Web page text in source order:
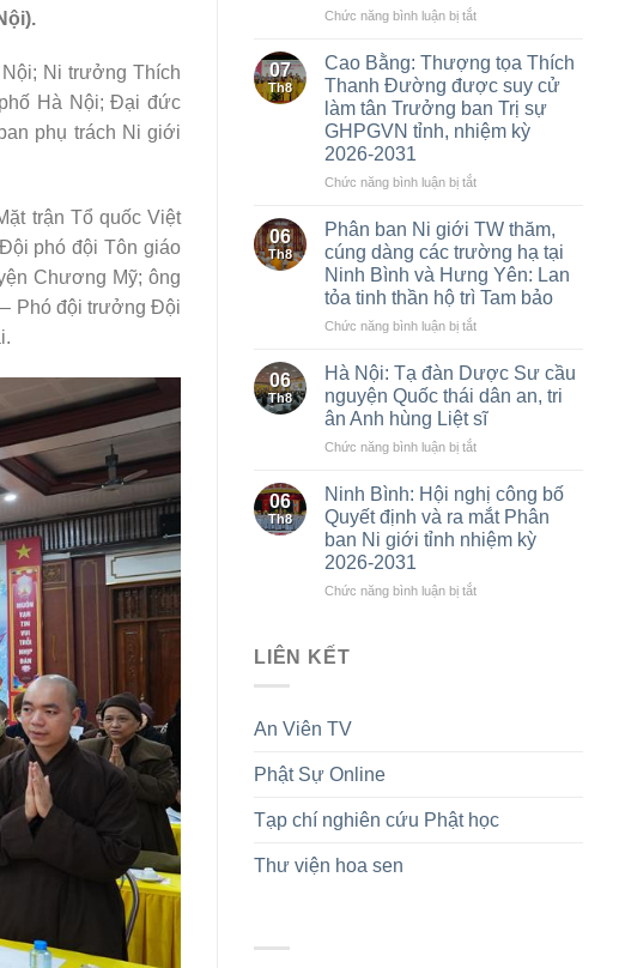
Ni trưởng Thích
Hà Nội; Đại đức
phụ trách Ni giới
trận Tổ quốc Việt
phó đội Tôn giáo
Chương Mỹ; ông
Phó đội trưởng Đội
Chức năng bình luận bị tắtở
Huế:
Khai
mạc
triển
lãm
chuỗi
kiện
Kỷ
niệm
GĐPTVN
07
Th8
Cao Bằng: Thượng tọa Thích
Thanh Đường được suy cử
làm tân Trưởng ban Trị sự
GHPGVN tỉnh, nhiệm kỳ
2026-2031
Chức năng bình luận bị tắtở
Bằng:
Thượng
tọa
Thích
Thanh
Đường
cử
làm
tân
Trưởng
Trị
sự
GHPGVN
tỉnh,
kỳ
06
Th8
Phân ban Ni giới TW thăm,
cúng dàng các trường hạ tại
Ninh Bình và Hưng Yên: Lan
tỏa tinh thần hộ trì Tam bảo
Chức năng bình luận bị tắtở
Ni
giới
TW
thăm,
dàng
các
trường
hạ
Ninh
Tam
bảo
06
Th8
Hà Nội: Tạ đàn Dược Sư cầu
nguyện Quốc thái dân an, tri
ân Anh hùng Liệt sĩ
Chức năng bình luận bị tắtở
Nội:
Tạ
đàn
Dược
cầu
06
Th8
Ninh Bình: Hội nghị công bố
Quyết định và ra mắt Phân
ban Ni giới tỉnh nhiệm kỳ
2026-2031
Chức năng bình luận bị tắtở
mắt
Phân
LIÊN KẾT
An Viên TV
Phật Sự Online
Tạp chí nghiên cứu Phật học
Thư viện hoa sen